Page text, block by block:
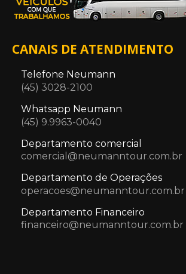
CANAIS DE ATENDIMENTO
Telefone Neumann
(45) 3028-2100
Whatsapp Neumann
(45) 9.9963-0040
Departamento comercial
comercial@neumanntour.com.br
Departamento de Operações
operacoes@neumanntour.com.br
Departamento Financeiro
financeiro@neumanntour.com.br